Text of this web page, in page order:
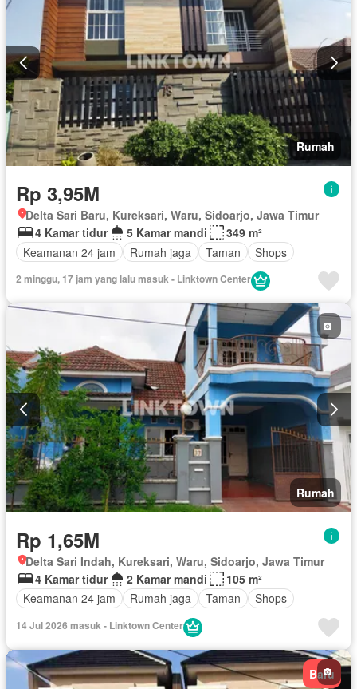
Rumah
Rp 3,95M
Delta Sari Baru, Kureksari, Waru, Sidoarjo, Jawa Timur
4 Kamar tidur
5 Kamar mandi
349 m²
Keamanan 24 jam
Rumah jaga Taman Shops
2 minggu, 17 jam yang lalu masuk - Linktown Center
Rumah
Rp 1,65M
Delta Sari Indah, Kureksari, Waru, Sidoarjo, Jawa Timur
4 Kamar tidur
2 Kamar mandi
105 m²
Keamanan 24 jam
Rumah jaga Taman Shops
14 Jul 2026 masuk - Linktown Center
Baru